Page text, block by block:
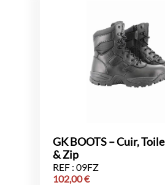
GK BOOTS – Cuir, Toile
& Zip
REF : 09FZ
102,00€